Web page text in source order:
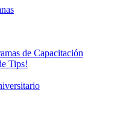
de Capacitación
Tips!